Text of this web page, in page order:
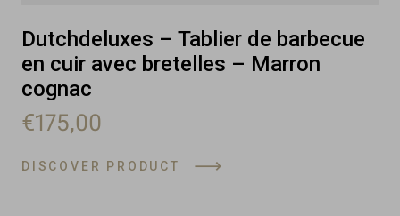
Dutchdeluxes – Tablier de barbecue
en cuir avec bretelles – Marron
cognac
€175,00
DISCOVER PRODUCT